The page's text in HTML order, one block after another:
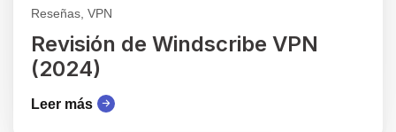
Reseñas, VPN
Revisión de Windscribe VPN
(2024)
Leer más